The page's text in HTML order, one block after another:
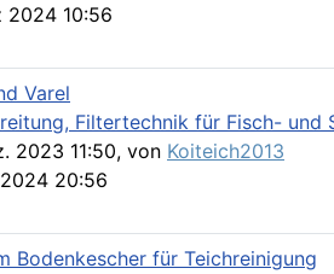
2024 10:56
Varel
Filtertechnik für Fisch- und
2023 11:50, von Koiteich2013
20:56
Bodenkescher für Teichreinigung